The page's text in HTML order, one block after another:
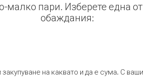
малко пари. Изберете една
обаждания:
на каквато и да е сума. С